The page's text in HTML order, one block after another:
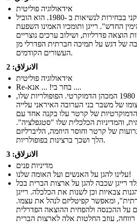
אידאולוגיה פוליטית
רונלד רייגן רץ כמועמד הרפובליקני בבחירות לנשיאות ב -1980. הוא הוביל
החדש". רייגן ותומכיו האמינו השפעת
הוצאה פדרליות, ושילוב ערכים נוצריים
של דגש על תמיכה חברתית הפדרלי מן
העשורים הקודמים.
الانزلاق: 2
אידאולוגיה פוליטית
Re-בחר בי! ... אנא ....
ג'ימי קרטר נכנס הבחירות לנשיאות 1980 המכהן הדמוקרטי. הפופולריות שלו,
של משבר בני הערובה האיראני עלייה
הדמוקרטיות של קרטר עלו בקנה אחד עם
והמדיניות הכלכלית שלו "סטגפלציה".
של קרטר וחוסר היוזמה, הליברליזם
הלך ושכך ברצינות בפופולריות.
الانزلاق: 3
מדיניות פנים
עלינו להגן על האנשים ועל האומה שלנו!
רייגן שכבה להגן על ארצות הברית בכל
צבאיות וכן לשנות את הכלכלה. רייגן
ומאפשר קפיטליזם לנהל את עצמו.
על ההכנסה ולהפחית ההוצאה הפדרלית